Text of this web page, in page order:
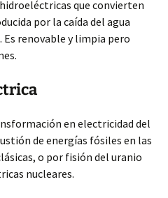
que convierten
por la caída del agua
renovable y limpia pero
en electricidad del
de energías fósiles en las
o por fisión del uranio
nucleares.